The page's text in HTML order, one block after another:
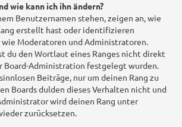
wie kann ich ihn ändern?
Benutzernamen stehen, zeigen an, wie
erstellt hast oder identifizieren
Moderatoren und Administratoren.
du den Wortlaut eines Ranges nicht direkt
Board-Administration festgelegt wurden.
Beiträge, nur um deinen Rang zu
Boards dulden dieses Verhalten nicht und
wird deinen Rang unter
zurücksetzen.